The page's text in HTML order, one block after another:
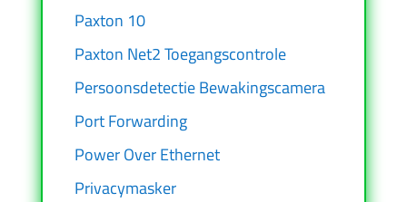
Paxton 10
Paxton Net2 Toegangscontrole
Persoonsdetectie Bewakingscamera
Port Forwarding
Power Over Ethernet
Privacymasker